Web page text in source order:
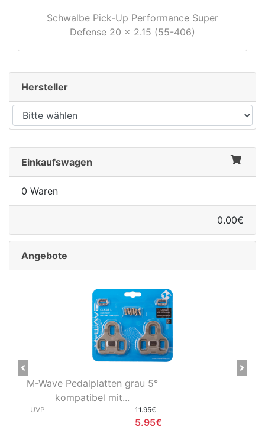
Schwalbe Pick-Up Performance Super
Defense 20 x 2.15 (55-406)
Hersteller
Einkaufswagen
0 Waren
0.00€
Angebote
Novatec X-Light Disc
Hinterradnabe Boost CL
(12x148...
Previous Next